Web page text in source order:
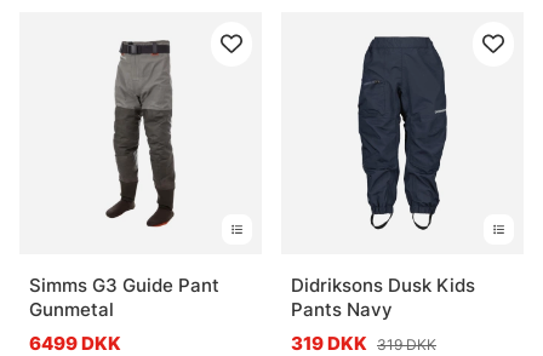
Simms G3 Guide Pant
Gunmetal
6499 DKK
Didriksons Dusk Kids
Pants Navy
319 DKK 319 DKK